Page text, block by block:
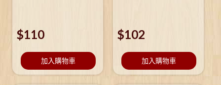
$110
加入購物車
$102
加入購物車